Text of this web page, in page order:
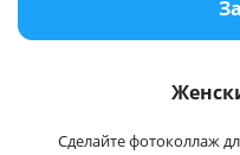
Сделайте фотоколлаж